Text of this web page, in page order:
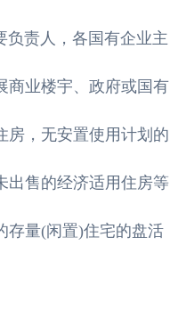
责人，各国有企业主
商业楼宇、政府或国有
房，无安置使用计划的
出售的经济适用住房等
存量(闲置)住宅的盘活